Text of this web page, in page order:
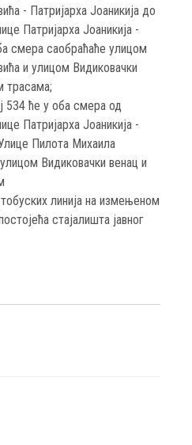
- Патријарха Јоаникија до
Патријарха Јоаникија -
смера саобраћаће улицом
и улицом Видиковачки
трасама;
534 ће у оба смера од
Патријарха Јоаникија -
Пилота Михаила
Видиковачки венац и
линија на измењеном
стајалишта јавног